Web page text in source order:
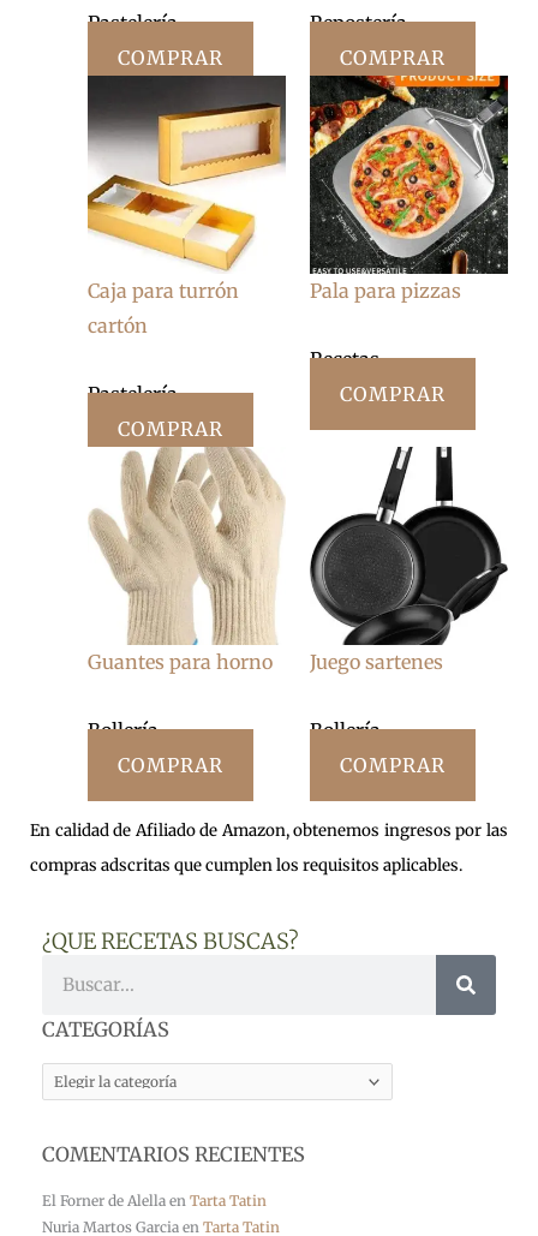
Pastelería
COMPRAR
Repostería
COMPRAR
Caja para turrón
cartón
Pastelería
COMPRAR
Pala para pizzas
Recetas
COMPRAR
Guantes para horno
Bollería
COMPRAR
Juego sartenes
Bollería
COMPRAR
En calidad de Afiliado de Amazon, obtenemos ingresos por las
compras adscritas que cumplen los requisitos aplicables.
¿QUE RECETAS BUSCAS?
CATEGORÍAS
CATEGORÍAS
COMENTARIOS RECIENTES
El Forner de Alella en Tarta Tatin
Nuria Martos Garcia en Tarta Tatin